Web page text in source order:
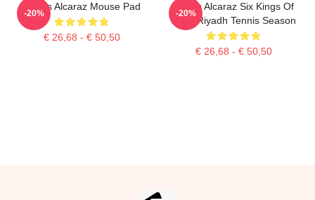
Carlos Alcaraz Mouse Pad
€ 26,68 - € 50,50
-20%
Carlos Alcaraz Six Kings Of
2025 Riyadh Tennis Season
€ 26,68 - € 50,50
-20%